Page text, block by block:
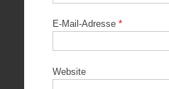
E-Mail-Adresse *
Website